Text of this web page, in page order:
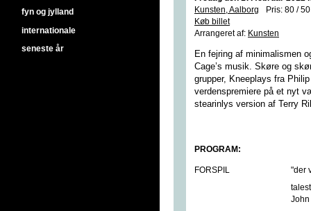
Kunsten, Aalborg
Pris: 80 /
Køb billet
Arrangeret af: Kunsten
En fejring af minimalismen
Cage’s musik. Skøre og
grupper, Kneeplays fra
verdenspremiere på et nyt
stearinlys version af Terry
PROGRAM:
FORSPIL
"der
fyn og jylland
internationale
seneste år